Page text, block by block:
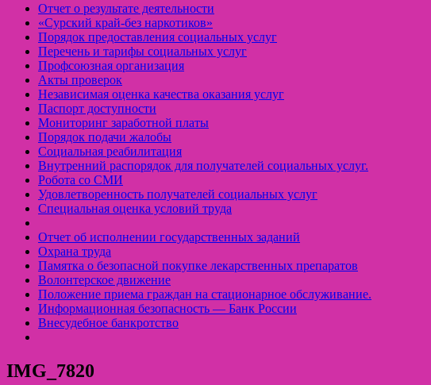
Отчет о результате деятельности
«Cурский край-без наркотиков»
Порядок предоставления социальных услуг
Перечень и тарифы социальных услуг
Профсоюзная организация
Акты проверок
Независимая оценка качества оказания услуг
Паспорт доступности
Мониторинг заработной платы
Порядок подачи жалобы
Социальная реабилитация
Внутренний распорядок для получателей социальных услуг.
Робота со СМИ
Удовлетворенность получателей социальных услуг
Специальная оценка условий труда
Отчет об исполнении государственных заданий
Охрана труда
Памятка о безопасной покупке лекарственных препаратов
Волонтерское движение
Положение приема граждан на стационарное обслуживание.
Информационная безопасность — Банк России
Внесудебное банкротство
IMG_7820